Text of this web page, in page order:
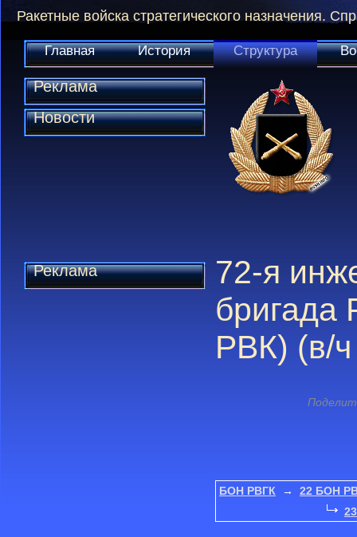
Ракетные войска стратегического назначения.
Главная История Структура
Реклама
Новости
Реклама
72-я
бригада
РВК) (в/
БОН РВГК → 22 БОН